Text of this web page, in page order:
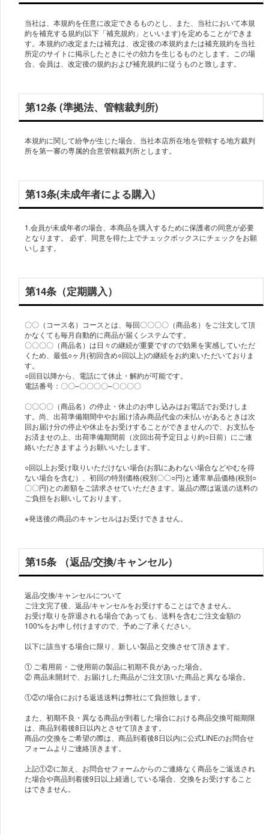
当社は、本規約を任意に改定できるものとし、また、当社において本規
約を補充する規約(以下「補充規約」といいます)を定めることができま
す。本規約の改定または補充は、改定後の本規約または補充規約を当社
所定のサイトに掲示したときにその効力を生じるものとします。この場
合、会員は、改定後の規約および補充規約に従うものと致します。
第12条 (準拠法、管轄裁判所)
本規約に関して紛争が生じた場合、当社本店所在地を管轄する地方裁判
所を第一審の専属的合意管轄裁判所とします。
第13条(未成年者による購入)
1.会員が未成年者の場合、本商品を購入するために保護者の同意が必要
となります。 必ず、同意を得た上でチェックボックスにチェックをお願
いします。
第14条（定期購入）
〇〇（コース名）コースとは、毎回〇〇〇〇（商品名）をご注文して頂
かなくても毎月自動的に商品が届くシステムです。
〇〇〇〇（商品名）は日々の継続が重要ですので効果を実感していただ
くため、最低○ヶ月(初回含め○回以上)の継続をお約束いただいておりま
す。
○回目以降から、電話にて休止・解約が可能です。
電話番号：〇〇–〇〇〇〇–〇〇〇〇
〇〇〇〇（商品名）の停止・休止のお申し込みはお電話でお受けしま
す。尚、出荷準備期間中やお届け済み商品代金の未払いがあるときは次
回お届け分の停止や休止をお受けすることができませんので、お支払を
お済ませの上、出荷準備期間前（次回出荷予定日より約○日前）にご連
絡いただきますようお願いいたします。
○回以上お受け取りいただけない場合(お肌にあわない場合などやむを得
ない場合を含む）、初回の特別価格(税別〇〇○円)と通常単品価格(税別○
〇〇円)との差額をご請求させていただきます。返品の際は返送の送料の
ご負担をお願いしております。
※発送後の商品のキャンセルはお受けできません。
第15条 （返品/交換/キャンセル）
返品/交換/キャンセルについて
ご注文完了後、返品/キャンセルをお受けすることはできません。
お受け取りを辞退される場合であっても、送料を含むご注文金額の
100%をお申し付けますので、予めご了承ください。
以下に該当する場合に限り、新しい製品と交換させて頂きます。
① ご着用前・ご使用前の製品に初期不良があった場合。
② 商品未開封で、お届けした商品がご注文頂いた商品と異なる場合。
①②の場合における返送送料は弊社にて負担致します。
また、初期不良・異なる商品が到着した場合における商品交換可能期限
は、商品到着後8日以内とさせて頂きます。
商品の交換をご希望の際は、商品到着後8日以内に公式LINEのお問合せ
フォームよりご連絡頂きます。
上記①②に加え、お問合せフォームからのご連絡なく商品をご返送され
た場合や商品到着後9日以上経過している場合、交換をお受けすること